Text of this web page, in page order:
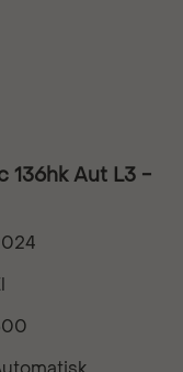
136hk Aut L3 -